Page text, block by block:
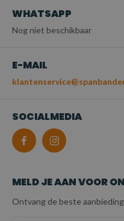
WHATSAPP
Nog niet beschikbaar
E-MAIL
SOCIALMEDIA
MELD JE AAN VOOR
Ontvang de beste